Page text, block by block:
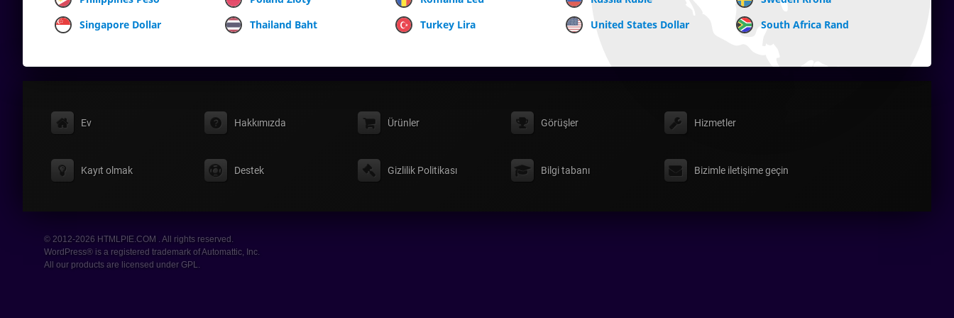
Singapore Dollar
Thailand Baht Turkey Lira United States Dollar South Africa Rand
Ev Hakkımızda Ürünler Görüşler Hizmetler
Kayıt olmak Destek Gizlilik Politikası Bilgi tabanı Bizimle iletişime geçin
© 2012-2026 HTMLPIE.COM . All rights reserved.
WordPress® is a registered trademark of Automattic, Inc.
All our products are licensed under GPL.